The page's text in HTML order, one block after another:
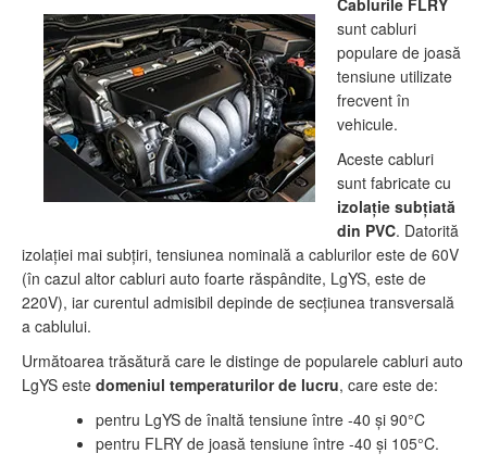
Cablurile FLRY
sunt cabluri
populare de joasă
tensiune utilizate
frecvent în
vehicule.
Aceste cabluri
sunt fabricate cu
izolaţie subţiată
din PVC. Datorită
izolaţiei mai subţiri, tensiunea nominală a cablurilor este de 60V
(în cazul altor cabluri auto foarte răspândite, LgYS, este de
220V), iar curentul admisibil depinde de secţiunea transversală
a cablului.
Următoarea trăsătură care le distinge de popularele cabluri auto
LgYS este domeniul temperaturilor de lucru, care este de:
pentru LgYS de înaltă tensiune între -40 şi 90°C
pentru FLRY de joasă tensiune între -40 şi 105°C.